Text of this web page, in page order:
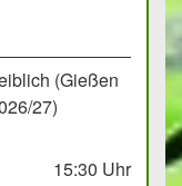
(Gießen
27)
15:30 Uhr